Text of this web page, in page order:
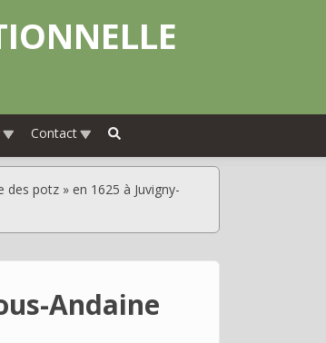
Contact
potz » en 1625 à Juvigny-
Andaine